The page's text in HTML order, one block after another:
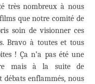
très nombreux à nous
que notre comité de
soin de visionner ces
Bravo à toutes et tous
! Ça n’a pas été une
mais à la suite de
débats enflammés, nous